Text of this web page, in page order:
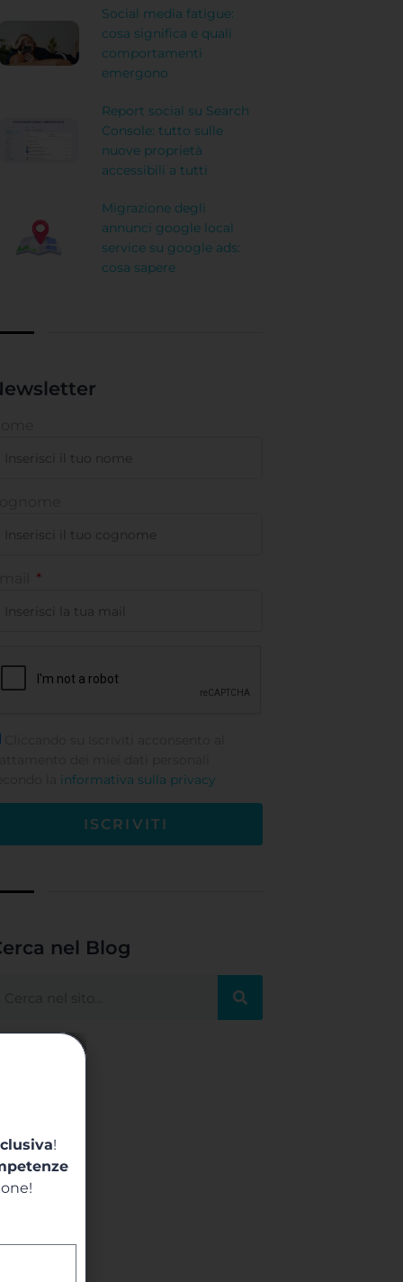
Social media fatigue:
cosa significa e quali
comportamenti
emergono
Report social su Search
Console: tutto sulle
nuove proprietà
accessibili a tutti
Migrazione degli
annunci google local
service su google ads:
cosa sapere
informativa sulla privacy
ISCRIVITI
nel Blog
!